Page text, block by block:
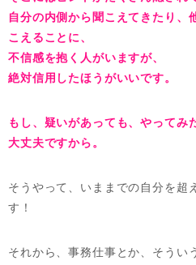
自分の内側から聞こえてきたり、
こえることに、
不信感を抱く人がいますが、
絶対信用したほうがいいです。
もし、疑いがあっても、やってみ
大丈夫ですから。
そうやって、いままでの自分を超
す！
それから、事務仕事とか、そうい